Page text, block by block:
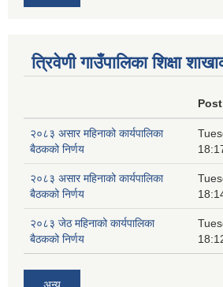
त्रिवेणी गाउँपालिका शिक्षा
२०८३ असार महिनाको कार्यपालिका
बैठकको निर्णय
२०८३ असार महिनाको कार्यपालिका
बैठकको निर्णय
२०८३ जेठ महिनाको कार्यपालिका
बैठकको निर्णय